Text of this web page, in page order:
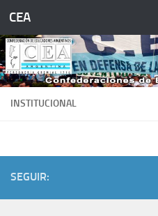
Saltar al contenido
CEA
INSTITUCIONAL
SEGUIR: